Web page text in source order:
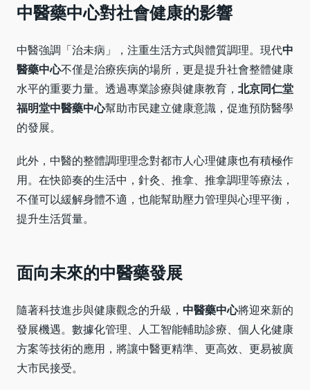
中醫藥中心對社會健康的影響
中醫強調「治未病」，注重生活方式與體質調理。現代中
醫藥中心不僅是治療疾病的場所，更是提升社會整體健康
水平的重要力量。透過專業診療與健康教育， 北京同仁堂
福明堂中醫藥中心幫助市民建立健康意識，促進預防醫學
的發展。
此外，中醫的整體調理理念對都市人心理健康也有積極作
用。在快節奏的生活中，針灸、推拿、推拿調理等療法，
不僅可以緩解身體不適，也能幫助壓力管理與心理平衡，
提升生活質量。
面向未來的中醫藥發展
隨著科技進步與健康觀念的升級， 中醫藥中心將迎來新的
發展機遇。數據化管理、人工智能輔助診療、個人化健康
方案等技術的應用，將讓中醫更精準、更高效、更易被廣
大市民接受。